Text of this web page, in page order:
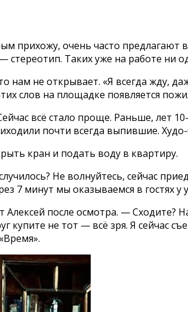
прихожу, очень часто
стереотип. Таких уже на работе ни
нам не открывает. «Я всегда жду,
слов на площадке появляется
всё стало проще. Раньше, лет
почти всегда выпившие.
кран и подать воду в квартиру.
Не волнуйтесь, сейчас
7 минут мы оказываемся в гостях у
после осмотра. — Сходите?
не тот — всё зря. Я сейчас